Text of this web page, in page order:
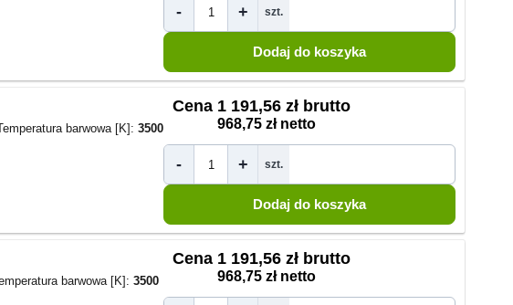
- + szt.
barwowa [K]: 3500
Cena 1 191,56 zł brutto
968,75 zł netto
- + szt.
barwowa [K]: 3500
Cena 1 191,56 zł brutto
968,75 zł netto